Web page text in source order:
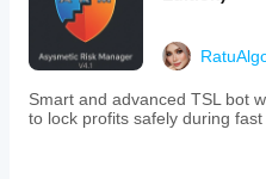
loading,
the
indicator
performs
a
historical
Smart and advanced TSL bot
to lock profits safely during fast